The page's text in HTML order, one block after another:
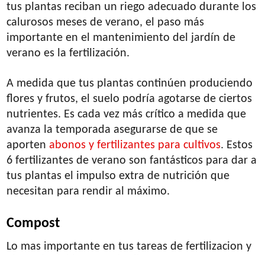
tus plantas reciban un riego adecuado durante los
calurosos meses de verano, el paso más
importante en el mantenimiento del jardín de
verano es la fertilización.
A medida que tus plantas continúen produciendo
flores y frutos, el suelo podría agotarse de ciertos
nutrientes. Es cada vez más crítico a medida que
avanza la temporada asegurarse de que se
aportenabonos y fertilizantes para cultivos. Estos
6 fertilizantes de verano son fantásticos para dar a
tus plantas el impulso extra de nutrición que
necesitan para rendir al máximo.
Compost
Lo mas importante en tus tareas de fertilizacion y